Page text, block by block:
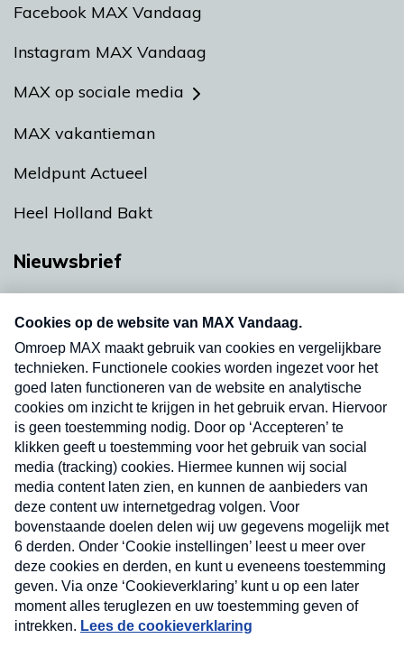
Facebook MAX Vandaag
Instagram MAX Vandaag
MAX op sociale media
MAX vakantieman
Meldpunt Actueel
Heel Holland Bakt
Nieuwsbrief
nieuwsbrief. Elke vrijdag- en dinsdagochtend in
uw mailbox.
Verzend
Nieuwsbrief
Neem hier een gratis abonnement op onze
nieuwsbrief. Elke vrijdag- en dinsdagochtend in uw